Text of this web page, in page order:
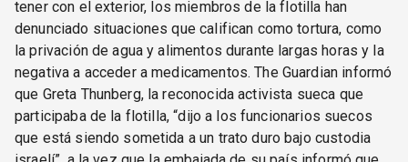
tener con el exterior, los miembros de la flotilla han
denunciado situaciones que califican como tortura, como
la privación de agua y alimentos durante largas horas y la
negativa a acceder a medicamentos. The Guardian informó
que Greta Thunberg, la reconocida activista sueca que
participaba de la flotilla, “dijo a los funcionarios suecos
que está siendo sometida a un trato duro bajo custodia